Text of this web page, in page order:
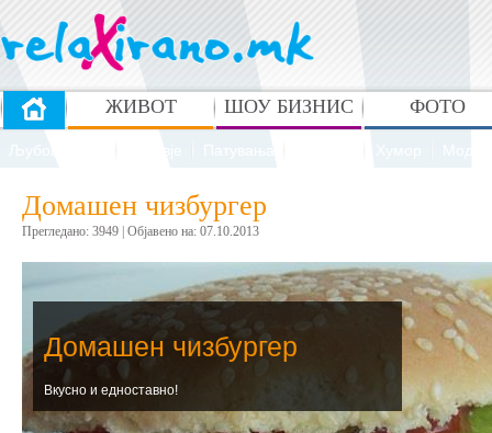
ЖИВОТ ШОУ БИЗНИС ФОТО
Домашен чизбургер
Прегледано: 3949 | Oбјавено на: 07.10.2013
Домашен чизбургер
Вкусно и едноставно!